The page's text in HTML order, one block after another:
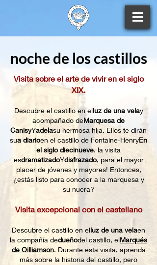
noche de los castillos
Visita sobre el arte de vivir en el siglo
XIX.
Descubre el castillo en elluz de una velay
acompañado deMarquesa de
CanisyYadelasu hermosa hija. Ellos te dirán
sua diarioen el castillo de Fontaine-HenryEn
el siglo diecinueve. la visita
esdramatizadoYdisfrazado, para el mayor
placer de jóvenes y mayores! Entonces,
¿estás listo para conocer a la marquesa y
su nuera?
Visita excepcional con el castellano
Descubre el castillo en elluz de una velaen
la compañía dedueñodel castillo, elMarqués
de Oilliamson. Durante esta visita, aprenda
más sobre la historia del castillo, pero